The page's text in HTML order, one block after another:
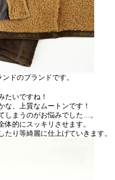
ドのブランドです。
たいですね！
な、上質なムートンです！
しまうのがお悩みでした…。
体的にスッキリさせます。
り等綺麗に仕上げていきます。